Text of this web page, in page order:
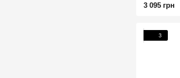
3 095 грн
3